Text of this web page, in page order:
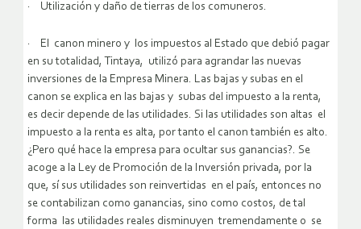
· Utilización y daño de tierras de los comuneros.
· El canon minero y los impuestos al Estado que debió pagar
en su totalidad, Tintaya, utilizó para agrandar las nuevas
inversiones de la Empresa Minera. Las bajas y subas en el
canon se explica en las bajas y subas del impuesto a la renta,
es decir depende de las utilidades. Si las utilidades son altas el
impuesto a la renta es alta, por tanto el canon también es alto.
¿Pero qué hace la empresa para ocultar sus ganancias?. Se
acoge a la Ley de Promoción de la Inversión privada, por la
que, sí sus utilidades son reinvertidas en el país, entonces no
se contabilizan como ganancias, sino como costos, de tal
forma las utilidades reales disminuyen tremendamente o se